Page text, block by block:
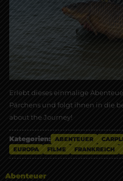
Erlebt dieses einmalige
Pärchens und folgt ihnen in die
about the Journey!
Kategorien: ABENTEUER
EUROPA
FILME FRANKREICH
Abenteuer